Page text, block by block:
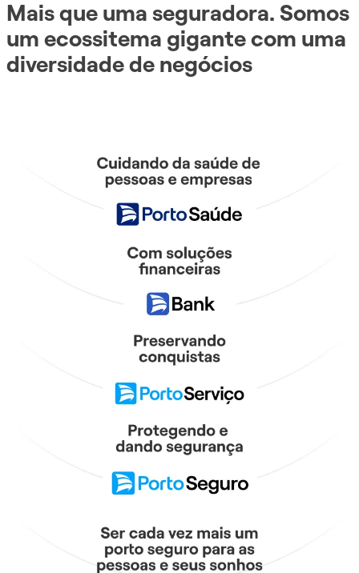
Mais que uma seguradora. Somos
um ecossitema gigante com uma
diversidade de negócios